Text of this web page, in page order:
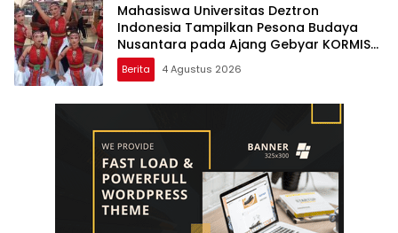
Mahasiswa Universitas Deztron
Indonesia Tampilkan Pesona Budaya
Nusantara pada Ajang Gebyar KORMISU
Road to FORPROVSU 2026
Berita 4 Agustus 2026